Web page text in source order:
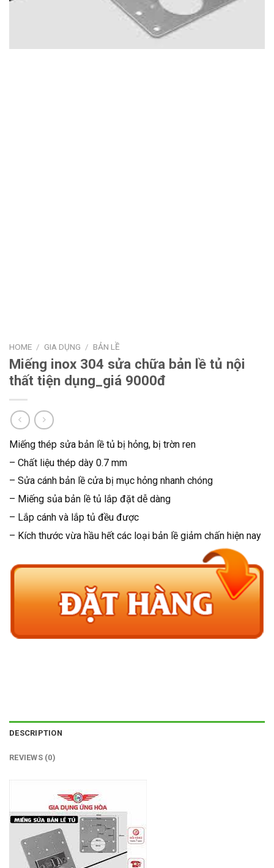
HOME / GIA DỤNG / BẢN LỀ
Miếng inox 304 sửa chữa bản lề tủ nội
thất tiện dụng_giá 9000đ
Miếng thép sửa bản lề tủ bị hỏng, bị trờn ren
– Chất liệu thép dày 0.7 mm
– Sửa cánh bản lề cửa bị mục hỏng nhanh chóng
– Miếng sủa bản lề tủ lắp đặt dễ dàng
– Lắp cánh và lắp tủ đều được
– Kích thước vừa hầu hết các loại bản lề giảm chấn hiện nay
DESCRIPTION
REVIEWS (0)